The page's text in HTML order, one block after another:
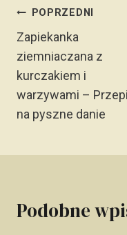
Nawigacja
wpisu
POPRZEDNI
Zapiekanka
ziemniaczana z
kurczakiem i
warzywami –
na pyszne danie
Podobne